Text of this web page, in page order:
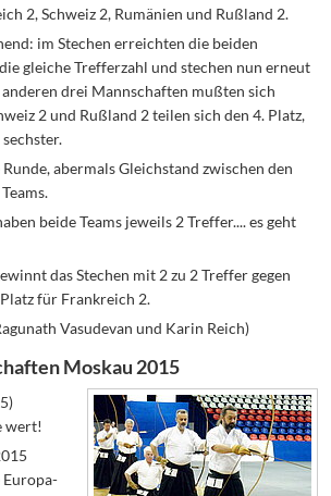
2, Schweiz 2, Rumänien und Rußland 2.
im Stechen erreichten die beiden
gleiche Trefferzahl und stechen nun erneut
drei Mannschaften mußten sich
2 und Rußland 2 teilen sich den 4. Platz,
abermals Gleichstand zwischen den
beide Teams jeweils 2 Treffer.... es geht
das Stechen mit 2 zu 2 Treffer gegen
für Frankreich 2.
Vasudevan und Karin Reich)
Moskau 2015
wert!
Europa-